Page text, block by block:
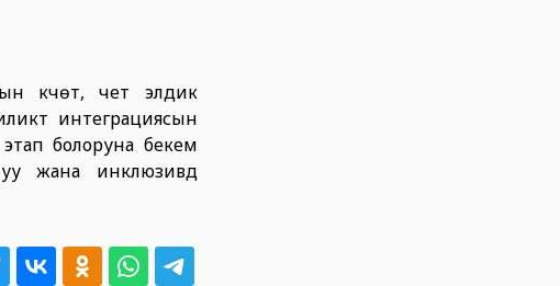
күчөтүү, чет элдик
интеграциясын
болоруна бекем
жана инклюзивдүү